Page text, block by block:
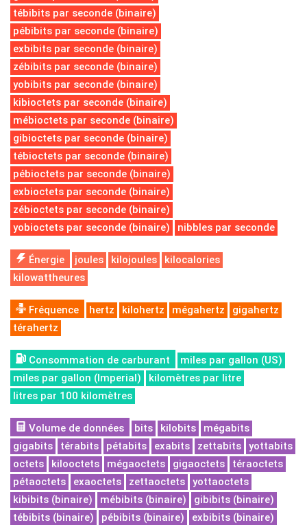
tébibits par seconde (binaire)
pébibits par seconde (binaire)
exbibits par seconde (binaire)
zébibits par seconde (binaire)
yobibits par seconde (binaire)
kibioctets par seconde (binaire)
mébioctets par seconde (binaire)
gibioctets par seconde (binaire)
tébioctets par seconde (binaire)
pébioctets par seconde (binaire)
exbioctets par seconde (binaire)
zébioctets par seconde (binaire)
yobioctets par seconde (binaire)
nibbles par seconde
Énergie joules kilojoules
kilocalories
kilowattheures
Fréquence hertz kilohertz mégahertz
gigahertz
térahertz
Consommation de carburant
miles par gallon (US)
miles par gallon (Imperial)
kilomètres par litre
litres par 100 kilomètres
Volume de données bits kilobits
mégabits
gigabits
térabits pétabits exabits zettabits
yottabits
octets
kilooctets mégaoctets gigaoctets
téraoctets
pétaoctets
exaoctets zettaoctets
yottaoctets
kibibits (binaire)
mébibits (binaire)
gibibits (binaire)
tébibits (binaire)
pébibits (binaire)
exbibits (binaire)